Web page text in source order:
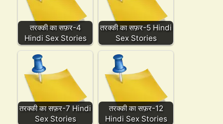
तरक्की का सफ़र-4
Hindi Sex Stories
तरक्की का सफ़र-5 Hindi
Sex Stories
तरक्की का सफ़र-7 Hindi
Sex Stories
तरक्की का सफ़र-12
Hindi Sex Stories